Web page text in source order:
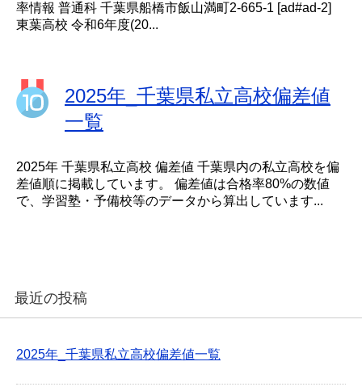
率情報 普通科 千葉県船橋市飯山満町2-665-1 [ad#ad-2]
東葉高校 令和6年度(20...
2025年_千葉県私立高校偏差値
一覧
2025年 千葉県私立高校 偏差値 千葉県内の私立高校を偏
差値順に掲載しています。 偏差値は合格率80%の数値
で、学習塾・予備校等のデータから算出しています...
最近の投稿
2025年_千葉県私立高校偏差値一覧